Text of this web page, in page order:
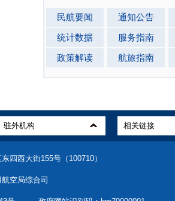
民航要闻 通知公告
统计数据
服务指南
政策解读
航旅指南
四西大街155号（100710）
空局综合司